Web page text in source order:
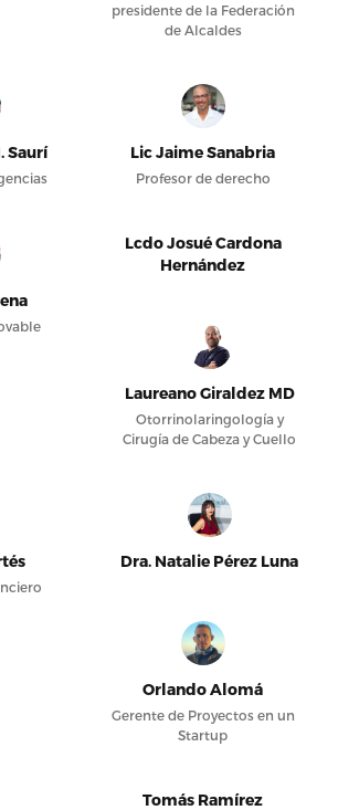
presidente de la Federación
de Alcaldes
Saurí Lic Jaime Sanabria
Profesor de derecho
Lcdo Josué Cardona
Hernández
Laureano Giraldez MD
Otorrinolaringología y
Cirugía de Cabeza y Cuello
Dra. Natalie Pérez Luna
Orlando Alomá
Gerente de Proyectos en un
Startup
Tomás Ramírez